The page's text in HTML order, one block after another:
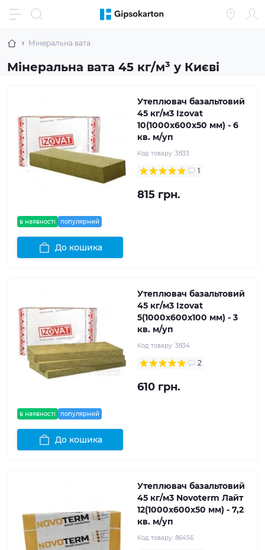
Мінеральна вата
Мінеральна вата 45 кг/м³ у Києві
в наявності популярний
Утеплювач базальтовий
45 кг/м3 Izovat
10(1000x600x50 мм) - 6
кв. м/уп
Код товару: 3833
1
815 грн.
До кошика
в наявності популярний
Утеплювач базальтовий
45 кг/м3 Izovat
5(1000x600x100 мм) - 3
кв. м/уп
Код товару: 3834
2
610 грн.
До кошика
Утеплювач базальтовий
45 кг/м3 Novoterm Лайт
12(1000x600x50 мм) - 7,2
кв. м/уп
Код товару: 86456